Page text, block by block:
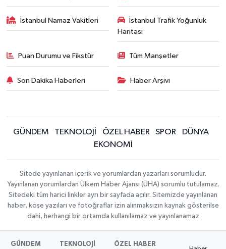
İstanbul Namaz Vakitleri
İstanbul Trafik Yoğunluk
Haritası
Puan Durumu ve Fikstür Tüm Manşetler
Son Dakika Haberleri Haber Arşivi
GÜNDEM TEKNOLOJİ ÖZEL HABER SPOR
DÜNYA
EKONOMİ
Sitede yayınlanan içerik ve yorumlardan yazarları sorumludur.
Yayınlanan yorumlardan Ülkem Haber Ajansı (ÜHA) sorumlu tutulamaz.
Sitedeki tüm harici linkler ayrı bir sayfada açılır. Sitemizde yayınlanan
haber, köşe yazıları ve fotoğraflar izin alınmaksızın kaynak gösterilse
dahi, herhangi bir ortamda kullanılamaz ve yayınlanamaz
GÜNDEM TEKNOLOJİ ÖZEL HABER